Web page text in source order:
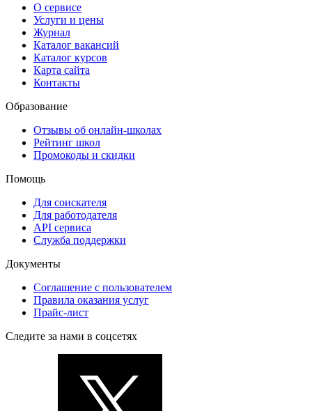
О сервисе
Услуги и цены
Журнал
Каталог вакансий
Каталог курсов
Карта сайта
Контакты
Образование
Отзывы об онлайн-школах
Рейтинг школ
Промокоды и скидки
Помощь
Для соискателя
Для работодателя
API сервиса
Служба поддержки
Документы
Соглашение с пользователем
Правила оказания услуг
Прайс-лист
Следите за нами в соцсетях